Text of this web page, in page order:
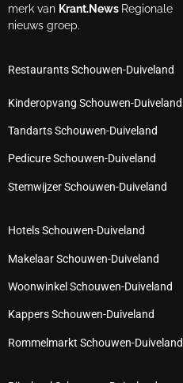
merk van Krant.News Regionale
nieuws groep.
Restaurants Schouwen-Duiveland
Kinderopvang Schouwen-Duiveland
Tandarts Schouwen-Duiveland
Pedicure Schouwen-Duiveland
Stemwijzer Schouwen-Duiveland
Hotels Schouwen-Duiveland
Makelaar Schouwen-Duiveland
Woonwinkel Schouwen-Duiveland
Kappers Schouwen-Duiveland
Rommelmarkt Schouwen-Duiveland